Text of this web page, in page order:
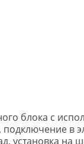
блока с
в
установка